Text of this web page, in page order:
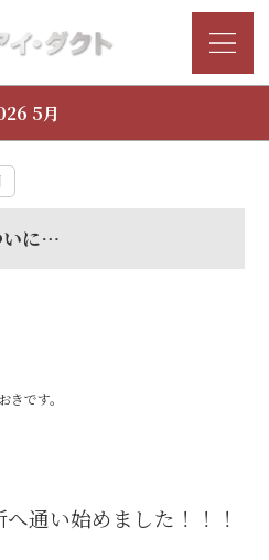
5月
いに…
です。
通い始めました！！！